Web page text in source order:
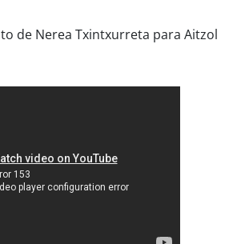
de Nerea Txintxurreta para Aitzol